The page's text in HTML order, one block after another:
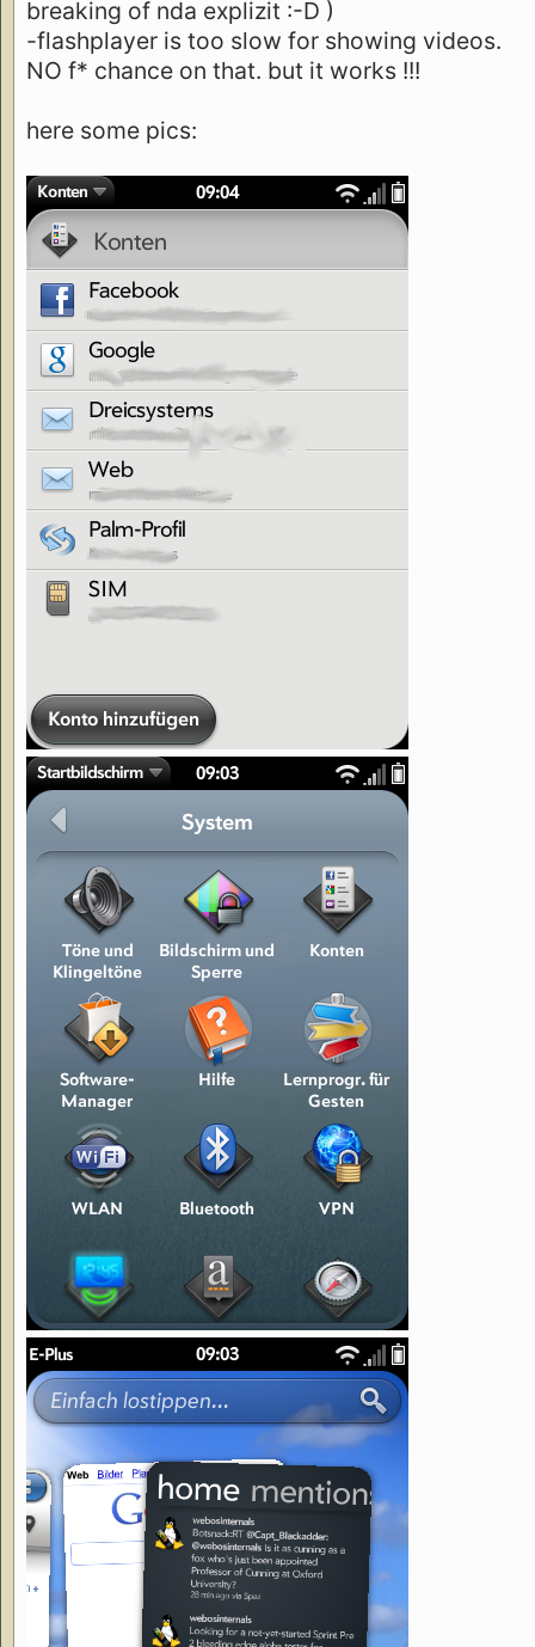
breaking of nda explizit :-D )
-flashplayer is too slow for showing videos.
NO f* chance on that. but it works !!!
here some pics: